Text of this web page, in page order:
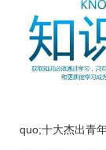
quo;十大杰出青